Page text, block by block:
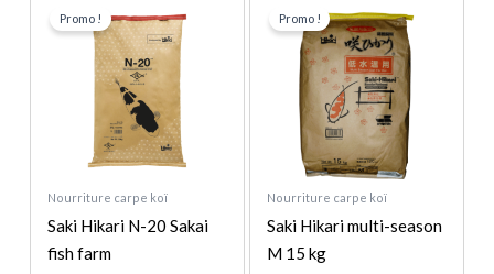
Promo !
Nourriture carpe koï
Saki Hikari N-20 Sakai
fish farm
prix
initial
était :
284,00 €.
prix
Promo !
Nourriture carpe koï
Saki Hikari multi-season
M 15 kg
prix
initial
était :
309,00 €.
prix
actuel
est :
289,00 €.